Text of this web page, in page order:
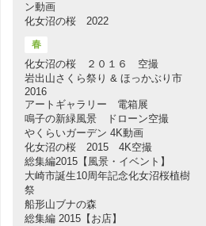
ン動画
化女沼の桜 2022
春
化女沼の桜 ２０１６ 空撮
岩出山さくら祭り & ほっかぶり市
2016
アートギャラリー 電箱展
鳴子の新緑風景 ドローン空撮
やくらいガーデン 4K動画
化女沼の桜 2015 4K空撮
総集編2015【風景・イベント】
大崎市誕生10周年記念化女沼桜植樹
祭
船形山ブナの森
総集編 2015【お店】